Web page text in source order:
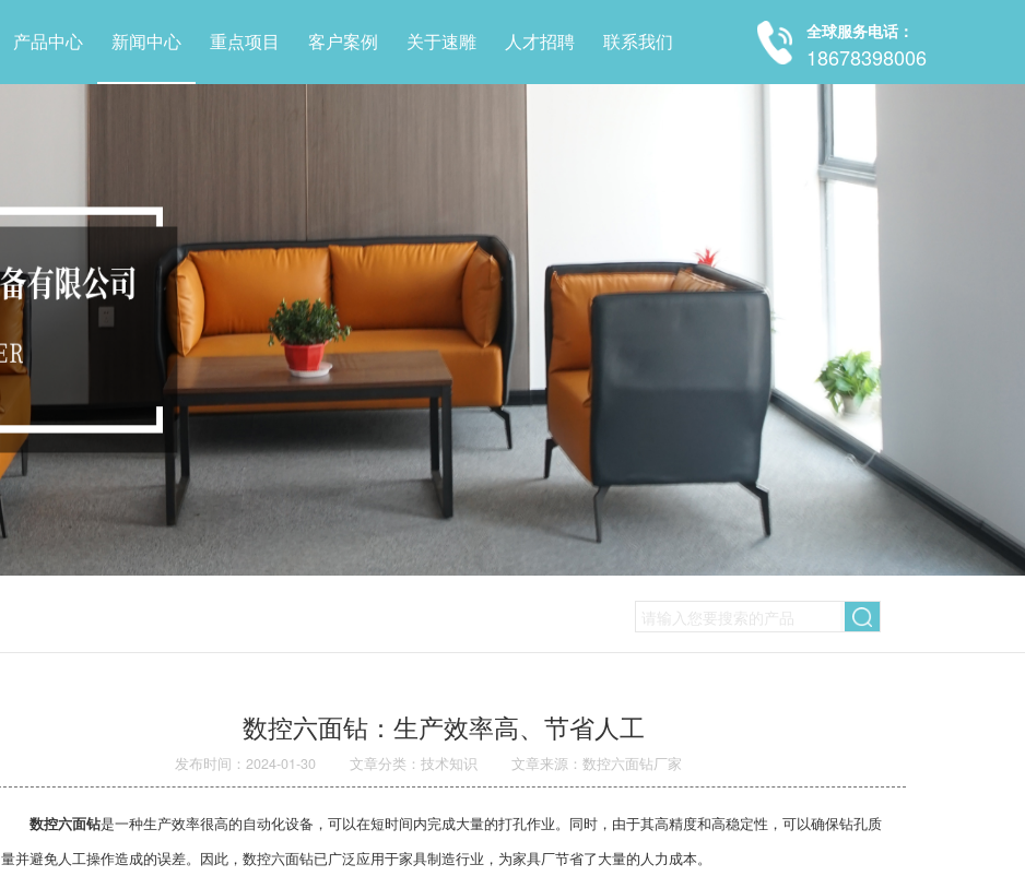
产品中心 新闻中心 重点项目 客户案例 关于速雕 人才招聘 联系我们 全球服务电话：
18678398006
数控六面钻：生产效率高、节省人工
发布时间：2024-01-30 文章分类：技术知识 文章来源：数控六面钻厂家
数控六面钻是一种生产效率很高的自动化设备，可以在短时间内完成大量的打孔作业。同时，由于其高精度和高稳定性，可以确保钻孔质
量并避免人工操作造成的误差。因此，数控六面钻已广泛应用于家具制造行业，为家具厂节省了大量的人力成本。